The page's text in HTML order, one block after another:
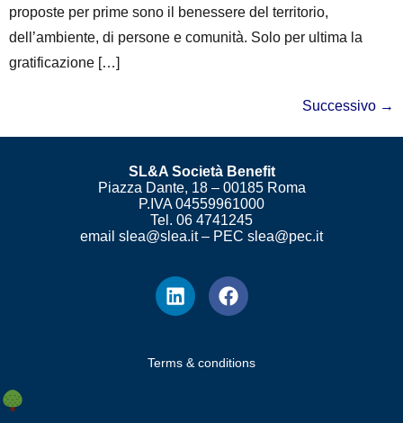
proposte per prime sono il benessere del territorio,
dell’ambiente, di persone e comunità. Solo per ultima la
gratificazione […]
Successivo →
SL&A Società Benefit
Piazza Dante, 18 – 00185 Roma
P.IVA 04559961000
Tel. 06 4741245
email slea@slea.it – PEC slea@pec.it
Terms & conditions